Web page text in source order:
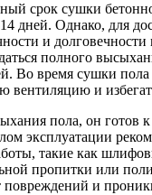
срок сушки
14 дней. Однако, для
и долговечности
полного
Во время сушки
вентиляцию и
пола, он готов
эксплуатации
такие как
пропитки или
повреждений и